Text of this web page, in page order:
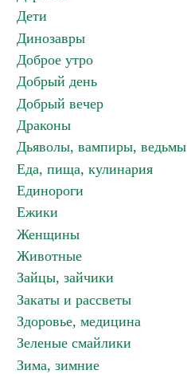
Дети
Динозавры
Доброе утро
Добрый день
Добрый вечер
Драконы
Дьяволы, вампиры, ведьмы
Еда, пища, кулинария
Единороги
Ежики
Женщины
Животные
Зайцы, зайчики
Закаты и рассветы
Здоровье, медицина
Зеленые смайлики
Зима, зимние